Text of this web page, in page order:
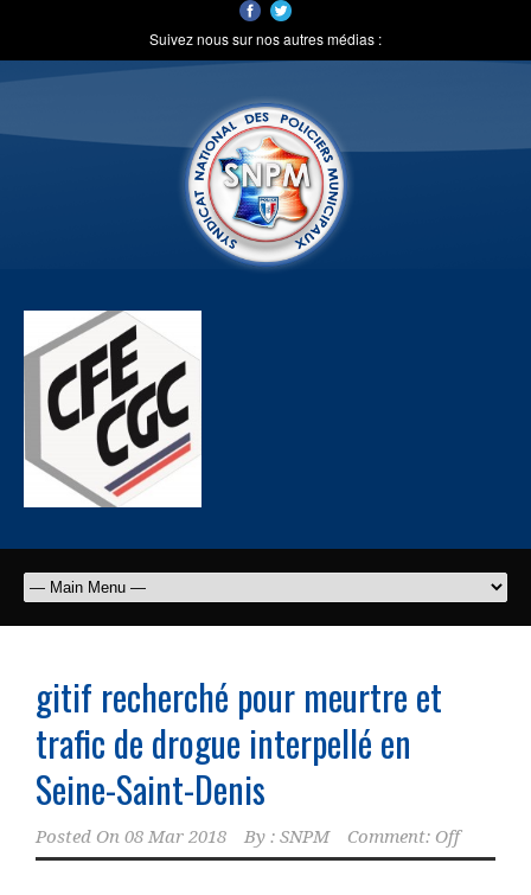
Suivez nous sur nos autres médias :
gitif recherché pour meurtre et
trafic de drogue interpellé en
Seine-Saint-Denis
Posted On 08 Mar 2018 By : SNPM Comment: Off